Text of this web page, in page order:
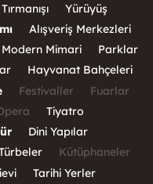
Yürüyüş
Alışveriş Merkezleri
Modern Mimari
Parklar
Hayvanat Bahçeleri
Festivaller
Fuarlar
Tiyatro
Dini Yapılar
Kütüphaneler
Tarihi Yerler